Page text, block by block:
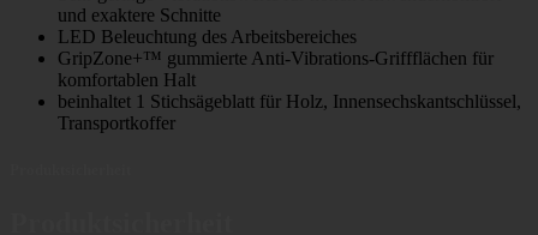
und exaktere Schnitte
LED Beleuchtung des Arbeitsbereiches
GripZone+™ gummierte Anti-Vibrations-Griffflächen für
komfortablen Halt
beinhaltet 1 Stichsägeblatt für Holz, Innensechskantschlüssel,
Transportkoffer